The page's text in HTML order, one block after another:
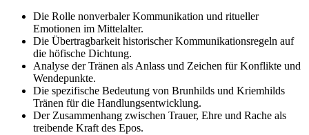
Die Rolle nonverbaler Kommunikation und ritueller
Emotionen im Mittelalter.
Die Übertragbarkeit historischer Kommunikationsregeln auf
die höfische Dichtung.
Analyse der Tränen als Anlass und Zeichen für Konflikte und
Wendepunkte.
Die spezifische Bedeutung von Brunhilds und Kriemhilds
Tränen für die Handlungsentwicklung.
Der Zusammenhang zwischen Trauer, Ehre und Rache als
treibende Kraft des Epos.